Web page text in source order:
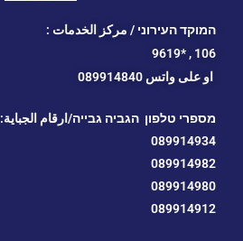
המוקד העירוני / مركز الخدمات :
106 ,
*9619
او على واتس 089914840
מספרי טלפון הגביה גבייה/ارقام الجباية:
089914934
089914982
089914980
089914912